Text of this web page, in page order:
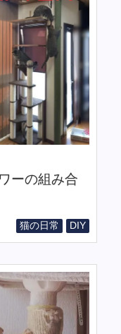
ーの組み合
猫の日常 DIY